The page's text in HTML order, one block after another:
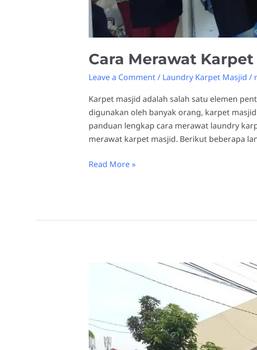
Cara Merawat
Leave a Comment/ Laundry Karpet Masjid /
Karpet masjid adalah salah satu elemen
digunakan oleh banyak orang, karpet
panduan lengkap cara merawat laundry
merawat karpet masjid. Berikut beberapa
Read More »
Mengapa
di
Laundry